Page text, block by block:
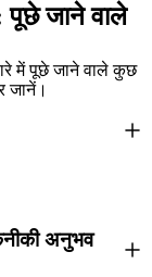
पूछे जाने वाले
में पूछे जाने वाले कुछ
जानें।
अनुभव